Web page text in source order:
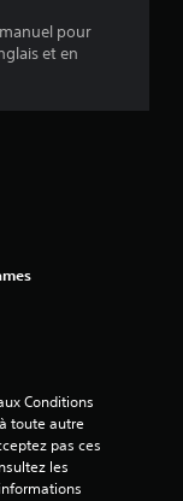
s
a
v
pour
et en
Conditions
toute autre
pas ces
les